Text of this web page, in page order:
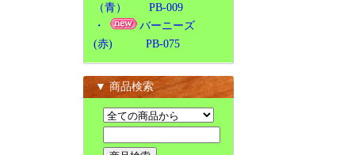
（青） PB-009
・
バーニーズ
(赤) PB-075
▼ 商品検索